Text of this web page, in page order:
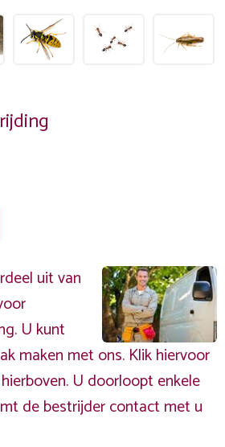
uit van
U kunt
maken met ons. Klik hiervoor
U doorloopt enkele
de bestrijder contact met u